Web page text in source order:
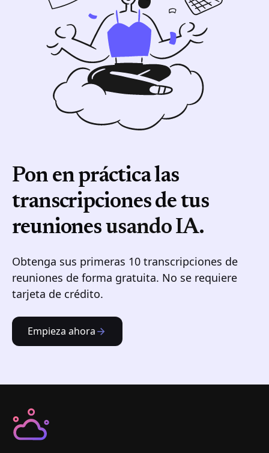
Pon en práctica las
transcripciones de tus
reunionesusando IA.
Obtenga sus primeras 10 transcripciones de
reuniones de forma gratuita. No se requiere
tarjeta de crédito.
Empieza ahora